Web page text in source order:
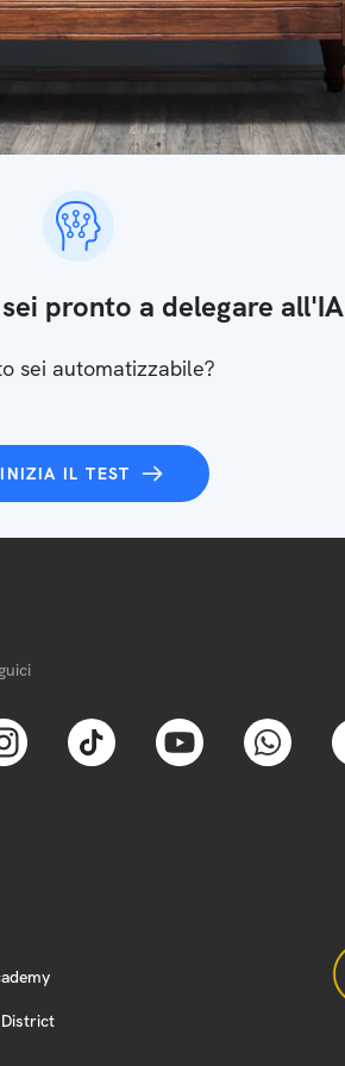
pronto a delegare all'IA
sei automatizzabile?
INIZIA IL TEST